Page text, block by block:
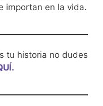
importan en la vida.
tu historia no dudes